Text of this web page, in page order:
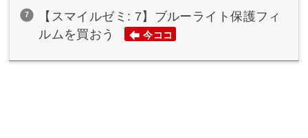
【スマイルゼミ: 7】ブルーライト保護フィ
ルムを買おう
今ココ